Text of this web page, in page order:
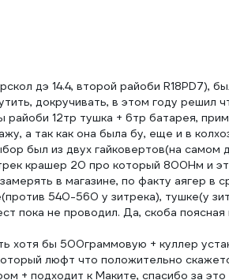
дэ 14.4, второй райоби R18PD7),
докручивать, в этом году решил
12тр тушка + 6тр батарея,
а так как она была бу, еще и в
был из двух гайковертов(на самом
крашер 20 про который 800Нм и
в магазине, по факту аягер в
540-560 у зитрека), тушке(у
пока не проводил. Да, скоба поясная
хотя бы 500граммовую + куллер
люфт что положительно
+ подходит к Маките, спасибо за это